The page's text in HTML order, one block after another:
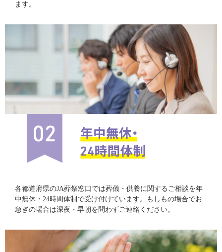
ます。
各都道府県のJA葬祭窓口では葬儀・供養に関するご相談を年
中無休・24時間体制で受け付けています。もしもの場合でお
急ぎの場合は深夜・早朝を問わずご連絡ください。